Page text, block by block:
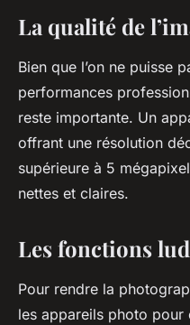
La qualité de
Bien que l’on ne puisse
performances
reste importante. Un
offrant une résolution
supérieure à 5
nettes et claires.
Les fonctions
Pour rendre la
les appareils photo pour